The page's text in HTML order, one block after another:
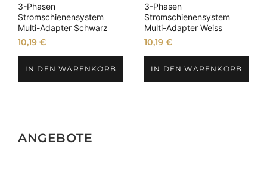
3-Phasen
Stromschienensystem
Multi-Adapter Schwarz
10,19€
IN DEN WARENKORB
3-Phasen
Stromschienensystem
Multi-Adapter Weiss
10,19 €
IN DEN WARENKORB
ANGEBOTE